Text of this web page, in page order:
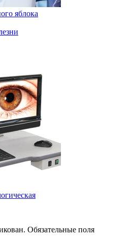
яблока
Обязательные поля